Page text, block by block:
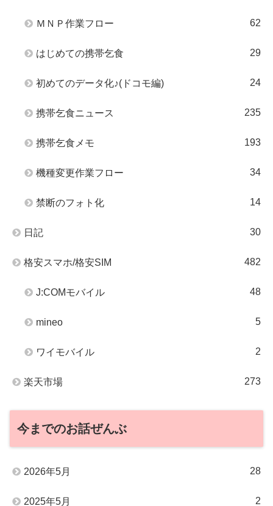
ＭＮＰ作業フロー 62
はじめての携帯乞食 29
初めてのデータ化♪(ドコモ編) 24
携帯乞食ニュース 235
携帯乞食メモ 193
機種変更作業フロー 34
禁断のフォト化 14
日記 30
格安スマホ/格安SIM 482
J:COMモバイル 48
mineo 5
ワイモバイル 2
楽天市場 273
今までのお話ぜんぶ
2026年5月 28
2025年5月 2